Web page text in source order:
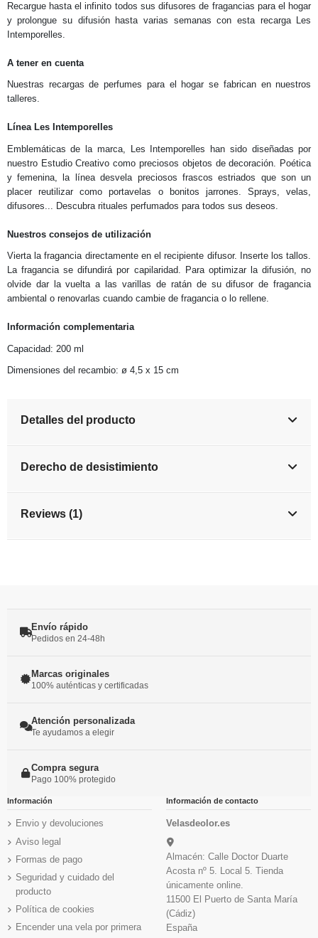
Recargue hasta el infinito todos sus difusores de fragancias para el hogar
y prolongue su difusión hasta varias semanas con esta recarga Les
Intemporelles.
A tener en cuenta
Nuestras recargas de perfumes para el hogar se fabrican en nuestros
talleres.
Línea Les Intemporelles
Emblemáticas de la marca, Les Intemporelles han sido diseñadas por
nuestro Estudio Creativo como preciosos objetos de decoración. Poética
y femenina, la línea desvela preciosos frascos estriados que son un
placer reutilizar como portavelas o bonitos jarrones. Sprays, velas,
difusores... Descubra rituales perfumados para todos sus deseos.
Nuestros consejos de utilización
Vierta la fragancia directamente en el recipiente difusor. Inserte los tallos.
La fragancia se difundirá por capilaridad. Para optimizar la difusión, no
olvide dar la vuelta a las varillas de ratán de su difusor de fragancia
ambiental o renovarlas cuando cambie de fragancia o lo rellene.
Información complementaria
Capacidad: 200 ml
Dimensiones del recambio: ø 4,5 x 15 cm
Detalles del producto
Derecho de desistimiento
Reviews (1)
Envío rápido
Pedidos en 24-48h
Marcas originales
100% auténticas y certificadas
Atención personalizada
Te ayudamos a elegir
Compra segura
Pago 100% protegido
Información
Envio y devoluciones
Aviso legal
Formas de pago
Seguridad y cuidado del
producto
Política de cookies
Encender una vela por primera
Información de contacto
Velasdeolor.es
Almacén: Calle Doctor Duarte
Acosta nº 5. Local 5. Tienda
únicamente online.
11500 El Puerto de Santa María
(Cádiz)
España